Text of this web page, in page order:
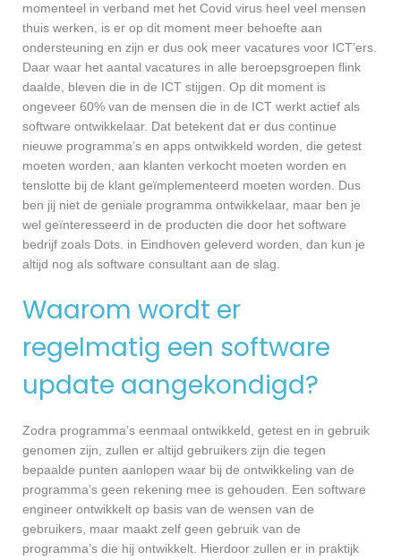
momenteel in verband met het Covid virus heel veel mensen
thuis werken, is er op dit moment meer behoefte aan
ondersteuning en zijn er dus ook meer vacatures voor ICT’ers.
Daar waar het aantal vacatures in alle beroepsgroepen flink
daalde, bleven die in de ICT stijgen. Op dit moment is
ongeveer 60% van de mensen die in de ICT werkt actief als
software ontwikkelaar. Dat betekent dat er dus continue
nieuwe programma’s en apps ontwikkeld worden, die getest
moeten worden, aan klanten verkocht moeten worden en
tenslotte bij de klant geïmplementeerd moeten worden. Dus
ben jij niet de geniale programma ontwikkelaar, maar ben je
wel geïnteresseerd in de producten die door het software
bedrijf zoals Dots. in Eindhoven geleverd worden, dan kun je
altijd nog als software consultant aan de slag.
Waarom wordt er
regelmatig een software
update aangekondigd?
Zodra programma’s eenmaal ontwikkeld, getest en in gebruik
genomen zijn, zullen er altijd gebruikers zijn die tegen
bepaalde punten aanlopen waar bij de ontwikkeling van de
programma’s geen rekening mee is gehouden. Een software
engineer ontwikkelt op basis van de wensen van de
gebruikers, maar maakt zelf geen gebruik van de
programma’s die hij ontwikkelt. Hierdoor zullen er in praktijk